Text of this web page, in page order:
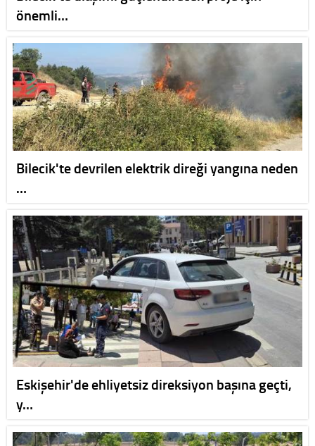
önemli…
Bilecik'te devrilen elektrik direği yangına neden
…
Eskişehir'de ehliyetsiz direksiyon başına geçti,
y…